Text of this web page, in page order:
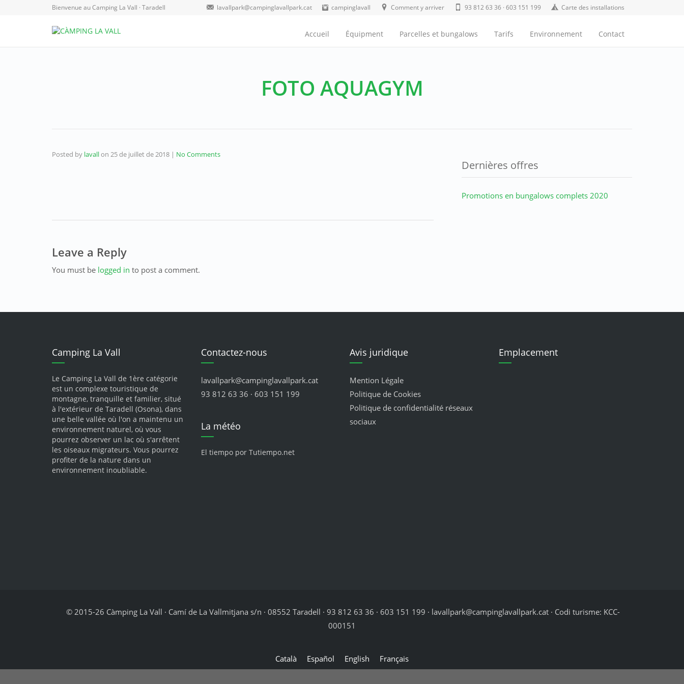
Bienvenue au Camping La Vall · Taradell lavallpark@campinglavallpark.cat campinglavall Comment y arriver 93 812 63 36 · 603 151 199 Carte des installations
Accueil Équipment Parcelles et bungalows Tarifs Environnement Contact
FOTO AQUAGYM
Posted by lavallon 25 de juillet de 2018 | No Comments
Leave a Reply
You must be logged in to post a comment.
Dernières offres
Promotions en bungalows complets 2020
Camping La Vall
Le Camping La Vall de 1ère catégorie
est un complexe touristique de
montagne, tranquille et familier, situé
à l'extérieur de Taradell (Osona), dans
une belle vallée où l'on a maintenu un
environnement naturel, où vous
pourrez observer un lac où s'arrêtent
les oiseaux migrateurs. Vous pourrez
profiter de la nature dans un
environnement inoubliable.
Contactez-nous
lavallpark@campinglavallpark.cat
93 812 63 36 · 603 151 199
La météo
El tiempo por Tutiempo.net
Avis juridique
Mention Légale
Politique de Cookies
Politique de confidentialité réseaux
sociaux
Emplacement
© 2015-26 Càmping La Vall · Camí de La Vallmitjana s/n · 08552 Taradell · 93 812 63 36 · 603 151 199 · lavallpark@campinglavallpark.cat · Codi turisme: KCC-
000151
Català Español English Français